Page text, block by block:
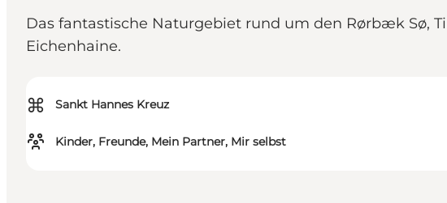
Das fantastische Naturgebiet rund um den Rørbæk Sø,
Eichenhaine.
⌘ Sankt Hannes Kreuz
Kinder, Freunde, Mein Partner, Mir selbst